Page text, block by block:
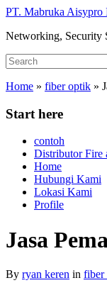
Skip
main
PT. Mabruka Aisypro
Networking, Security
Search
for:
Home » fiber optik »
Start here
contoh
Distributor Fire
Home
Hubungi Kami
Lokasi Kami
Profile
Jasa
By ryan keren in fiber